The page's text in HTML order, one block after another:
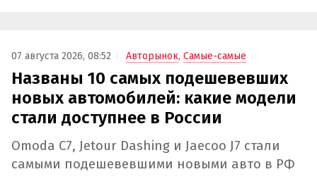
07 августа 2026, 08:52 Авторынок, Самые-самые
Названы 10 самых подешевевших
новых автомобилей: какие модели
стали доступнее в России
Omoda C7, Jetour Dashing и Jaecoo J7 стали
самыми подешевевшими новыми авто в РФ